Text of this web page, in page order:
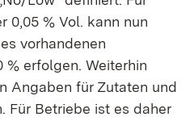
0,05 % Vol. kann nun
vorhandenen
erfolgen. Weiterhin
Angaben für Zutaten und
Für Betriebe ist es daher